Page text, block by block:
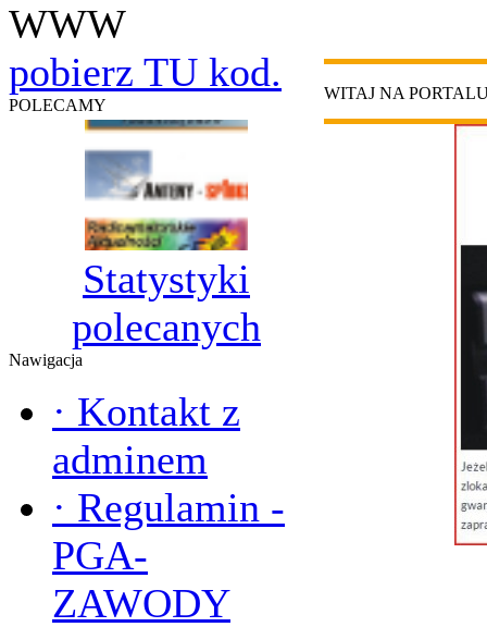
WWW
pobierz TU kod.
POLECAMY
Statystyki
polecanych
Nawigacja
· Kontakt z
adminem
· Regulamin -
PGA-
ZAWODY
WITAJ NA